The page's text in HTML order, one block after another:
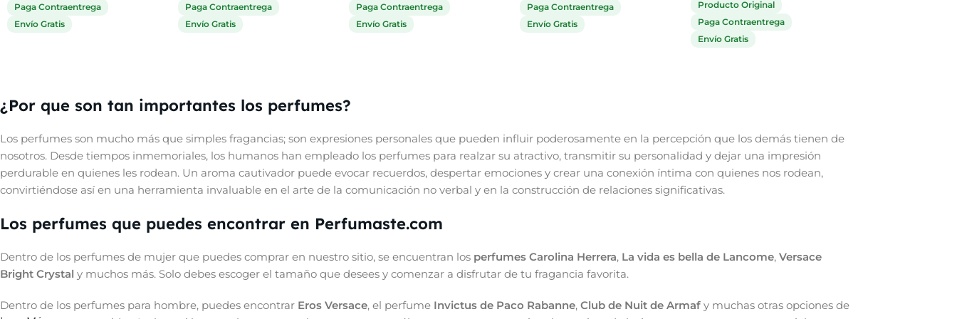
Paga Contraentrega
Envío Gratis
Paga Contraentrega
Envío Gratis
Paga Contraentrega
Envío Gratis
Paga Contraentrega
Envío Gratis
Producto Original
Paga Contraentrega
Envío Gratis
¿Por que son tan importantes los perfumes?
Los perfumes son mucho más que simples fragancias; son expresiones personales que pueden influir poderosamente en la percepción que los demás tienen de
nosotros. Desde tiempos inmemoriales, los humanos han empleado los perfumes para realzar su atractivo, transmitir su personalidad y dejar una impresión
perdurable en quienes les rodean. Un aroma cautivador puede evocar recuerdos, despertar emociones y crear una conexión íntima con quienes nos rodean,
convirtiéndose así en una herramienta invaluable en el arte de la comunicación no verbal y en la construcción de relaciones significativas.
Los perfumes que puedes encontrar en Perfumaste.com
Dentro de los perfumes de mujer que puedes comprar en nuestro sitio, se encuentran los perfumes Carolina Herrera, La vida es bella de Lancome, Versace
Bright Crystal y muchos más. Solo debes escoger el tamaño que desees y comenzar a disfrutar de tu fragancia favorita.
Dentro de los perfumes para hombre, puedes encontrar Eros Versace, el perfume Invictus de Paco Rabanne, Club de Nuit de Armaf y muchas otras opciones de